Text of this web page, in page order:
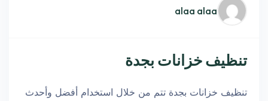
alaa alaa
تنظيف خزانات بجدة
تنظيف خزانات بجدة تتم من خلال استخدام أفضل وأحدث